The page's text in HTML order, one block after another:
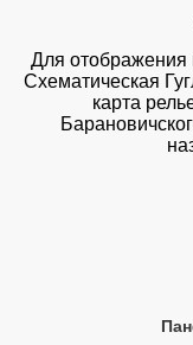
Для отображения
Схематическая
карта